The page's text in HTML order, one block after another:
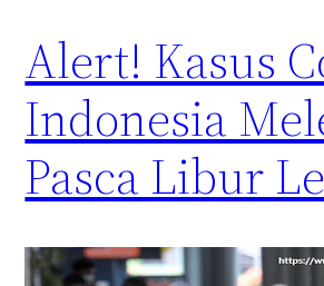
Alert! Kasus
Indonesia
Pasca Libur